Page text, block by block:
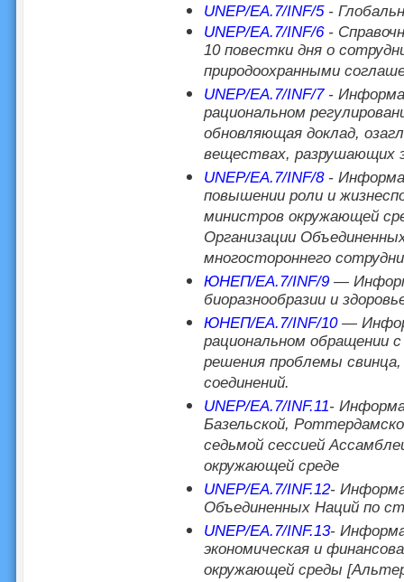
UNEP/EA.7/INF/5 -
UNEP/EA.7/INF/6-
10 повестки дня о
природоохранными
UNEP/EA.7/INF/7-
рациональном
обновляющая доклад,
веществах, разрушающих
UNEP/EA.7/INF/8-
повышении роли и
министров окружающей
Организации
многостороннего
ЮНЕП/EA.7/INF/9—
биоразнообразии и
ЮНЕП/EA.7/INF/10—
рациональном обращении
решения проблемы
соединений.
UNEP/EA.7/INF.11-
Базельской,
седьмой сессией
окружающей среде
UNEP/EA.7/INF.12-
Объединенных Наций по
UNEP/EA.7/INF.13-
экономическая и
окружающей среды